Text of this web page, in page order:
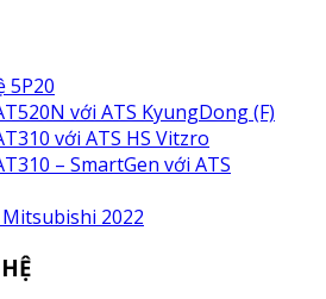
5P20
với ATS KyungDong (F)
với ATS HS Vitzro
– SmartGen với ATS
2022